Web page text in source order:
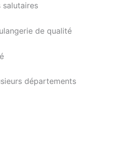
salutaires
de qualité
départements